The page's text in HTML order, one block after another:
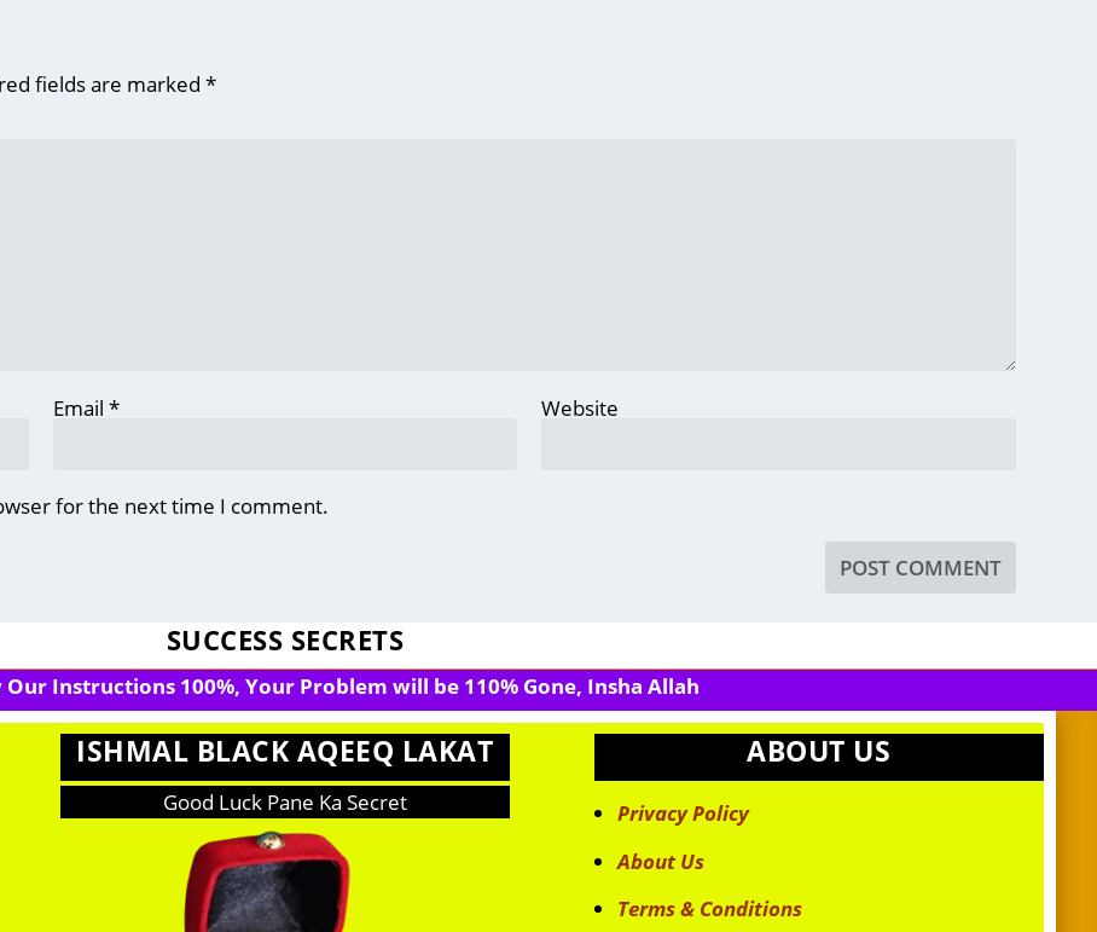
fields are marked*
Email* Website
for the next time I comment.
SUCCESS SECRETS
Instructions 100%, Your Problem will be 110% Gone, Insha Allah
ISHMAL BLACK AQEEQ LAKAT
Good Luck Pane Ka Secret
ABOUT US
Privacy Policy
About Us
Terms & Conditions